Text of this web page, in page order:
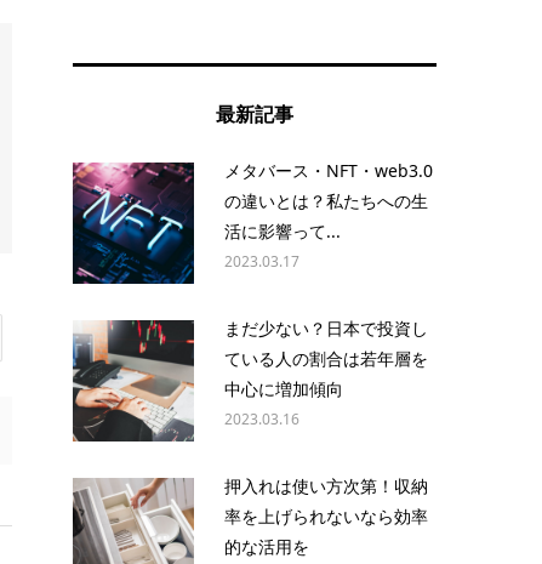
最新記事
メタバース・NFT・web3.0
の違いとは？私たちへの生
活に影響って...
2023.03.17
まだ少ない？日本で投資し
ている人の割合は若年層を
中心に増加傾向
2023.03.16
押入れは使い方次第！収納
率を上げられないなら効率
的な活用を